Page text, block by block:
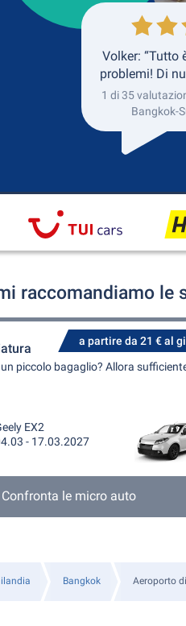
Volker: “Tutto
problemi! Di
1 di 35
Bangkok-
raccomandiamo
a partire da 21 € al
piccolo bagaglio? Allora
EX2
- 17.03.2027
Confronta le micro auto
Bangkok Aeroporto